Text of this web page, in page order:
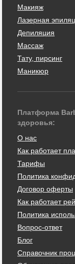
Макияж
Лазерная
Депиляция
Массаж
Тату, пирсинг
Маникюр
Платформа
здоровья:
О нас
Как работает
Тарифы
Политика
Договор оферты
Как работает
Политика
Вопрос-ответ
Блог
Справочник